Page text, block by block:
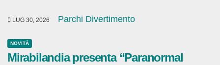
LUG 30, 2026 Parchi Divertimento
NOVITÀ
Mirabilandia presenta “Paranormal